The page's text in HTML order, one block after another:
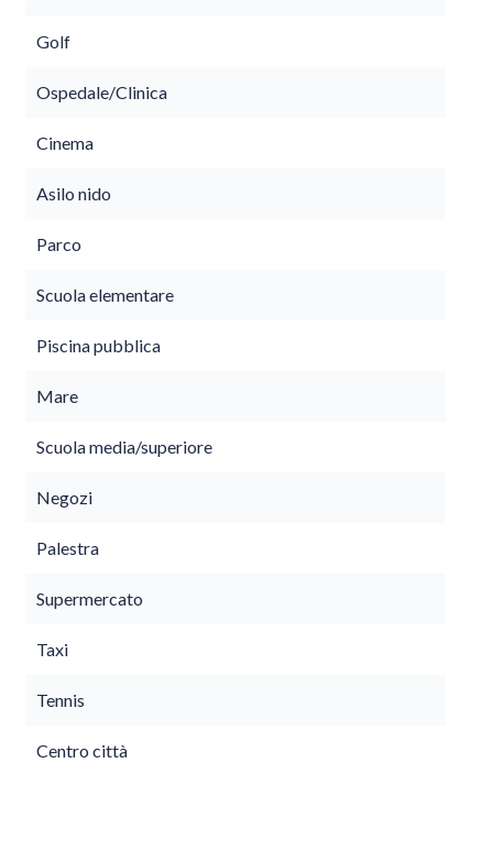
Golf
Ospedale/Clinica
Cinema
Asilo nido
Parco
Scuola elementare
Piscina pubblica
Mare
Scuola media/superiore
Negozi
Palestra
Supermercato
Taxi
Tennis
Centro città